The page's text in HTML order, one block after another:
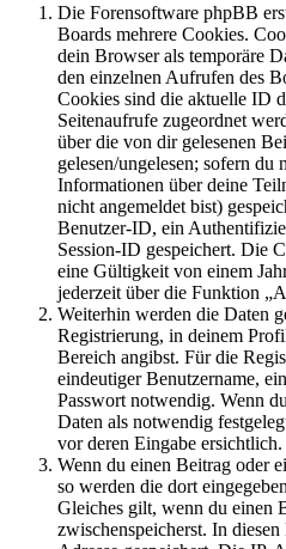
Die Forensoftware phpBB
Boards mehrere Cookies.
dein Browser als temporäre
den einzelnen Aufrufen des
Cookies sind die aktuelle ID
Seitenaufrufe zugeordnet
über die von dir gelesenen
gelesen/ungelesen; sofern du
Informationen über deine
nicht angemeldet bist)
Benutzer-ID, ein
Session-ID gespeichert. Die
eine Gültigkeit von einem
jederzeit über die Funktion
Weiterhin werden die Daten
Registrierung, in deinem
Bereich angibst. Für die
eindeutiger Benutzername,
Passwort notwendig. Wenn
Daten als notwendig
vor deren Eingabe ersichtlich.
Wenn du einen Beitrag oder
so werden die dort
Gleiches gilt, wenn du einen
zwischenspeicherst. In